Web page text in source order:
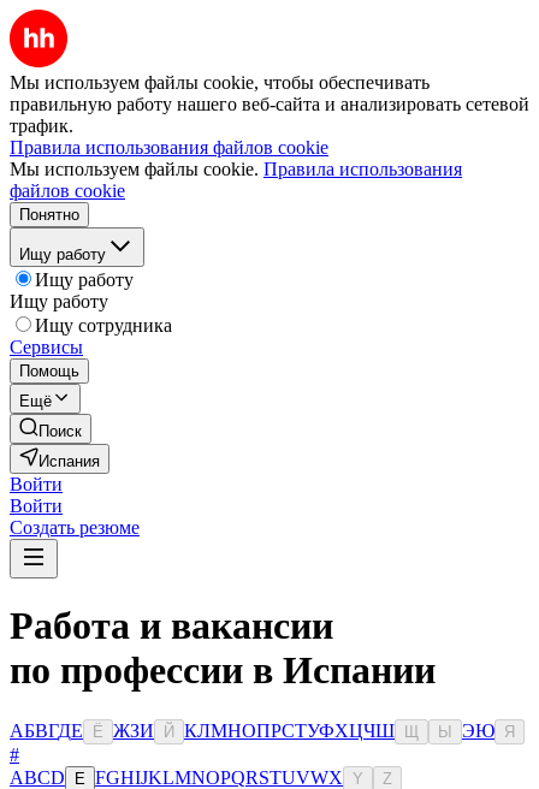
Мы используем файлы cookie, чтобы обеспечивать
правильную работу нашего веб-сайта и анализировать сетевой
трафик.
Правила использования файлов cookie
Мы используем файлы cookie. Правила использования
файлов cookie
Понятно
Ищу работу
Ищу работу
Ищу работу
Ищу сотрудника
Сервисы
Помощь
Ещё
Поиск
Испания
Войти
Войти
Создать резюме
Работа и вакансии
по профессии в Испании
АБВГДЕ Ё ЖЗИ Й КЛМНОПРСТУФХЦЧШ Ы ЭЮ Я
#
ABCD E FGHIJKLMNOPQRSTUVWX Y Z